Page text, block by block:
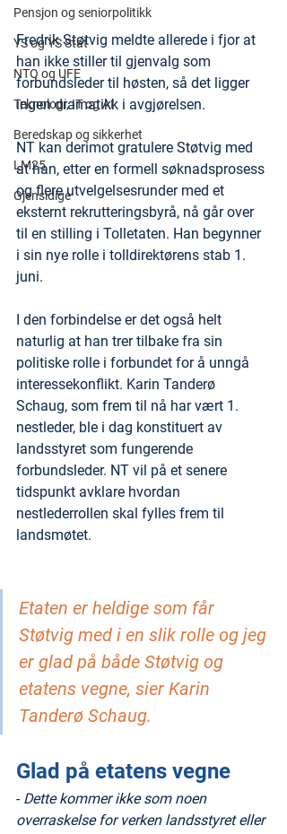
Pensjon og seniorpolitikk
YS og YS Stat
NTO og UFE
Teknologi, IT og AI
Beredskap og sikkerhet
LM25
Gjensidige
Fredrik Støtvig meldte allerede i fjor at
han ikke stiller til gjenvalg som
forbundsleder til høsten, så det ligger
ingen dramatikk i avgjørelsen.
NT kan derimot gratulere Støtvig med
at han, etter en formell søknadsprosess
og flere utvelgelsesrunder med et
eksternt rekrutteringsbyrå, nå går over
til en stilling i Tolletaten. Han begynner
i sin nye rolle i tolldirektørens stab 1.
juni.
I den forbindelse er det også helt
naturlig at han trer tilbake fra sin
politiske rolle i forbundet for å unngå
interessekonflikt. Karin Tanderø
Schaug, som frem til nå har vært 1.
nestleder, ble i dag konstituert av
landsstyret som fungerende
forbundsleder. NT vil på et senere
tidspunkt avklare hvordan
nestlederrollen skal fylles frem til
landsmøtet.
Etaten er heldige som får
Støtvig med i en slik rolle og jeg
er glad på både Støtvig og
etatens vegne, sier Karin
Tanderø Schaug.
Glad på etatens vegne
- Dette kommer ikke som noen
overraskelse for verken landsstyret eller